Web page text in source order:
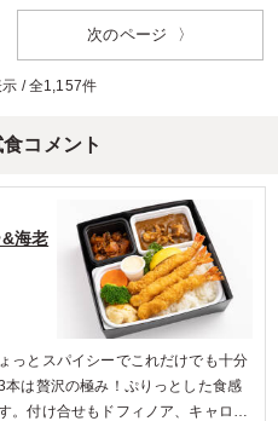
リューム満点の増量サイズ
からサイドまで一切隙のな
ジオ撮影
次のページ 〉
/ 全1,157件
コメント
海老
っとスパイシーでこれだけでも十分
は贅沢の極み！ぷりっとした食感
。付け合せもドフィノア、キャロッ